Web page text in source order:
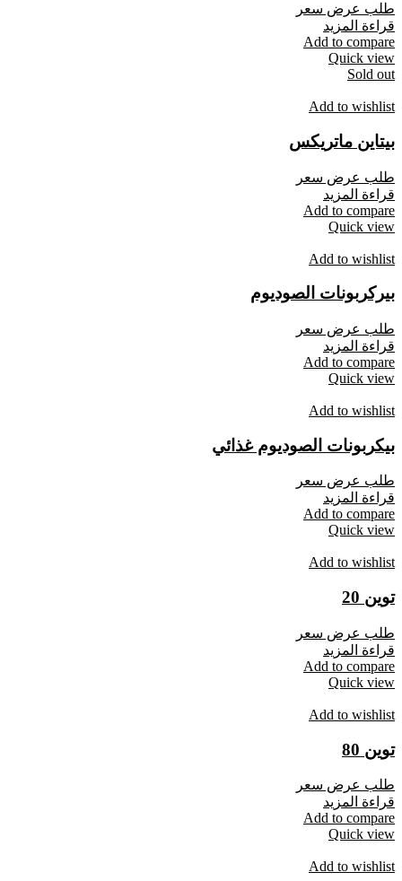
طلب عرض سعر
قراءة المزيد
Add to compare
Quick view
Sold out
Add to wishlist
بيتاين ماتريكس
طلب عرض سعر
قراءة المزيد
Add to compare
Quick view
Add to wishlist
بيركربونات الصوديوم
طلب عرض سعر
قراءة المزيد
Add to compare
Quick view
Add to wishlist
بيكربونات الصوديوم غذائي
طلب عرض سعر
قراءة المزيد
Add to compare
Quick view
Add to wishlist
توين 20
طلب عرض سعر
قراءة المزيد
Add to compare
Quick view
Add to wishlist
توين 80
طلب عرض سعر
قراءة المزيد
Add to compare
Quick view
Add to wishlist